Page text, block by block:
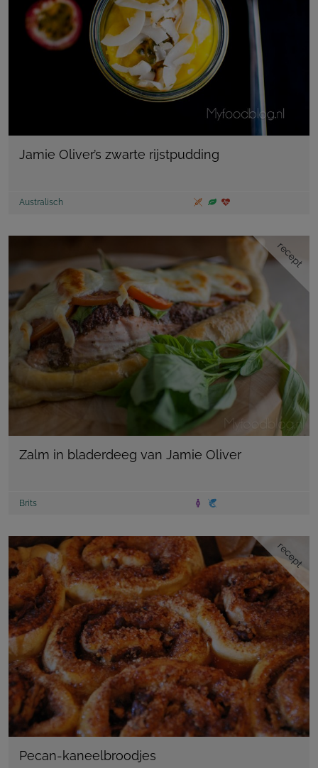
Jamie Oliver’s zwarte rijstpudding
Australisch
recept
Zalm in bladerdeeg van Jamie Oliver
Brits
recept
Pecan-kaneelbroodjes